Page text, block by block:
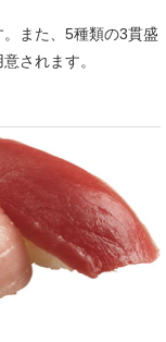
また、5種類の3貫盛
されます。